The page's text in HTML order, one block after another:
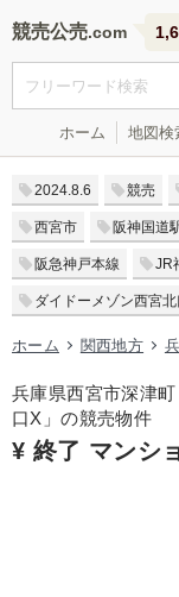
競売公売
ホーム 地図検
2024.8.6 競売
西宮市 阪神国道
阪急神戸本線 JR
ダイドーメゾン西宮
ホーム 関西地方
兵庫県西宮市深津
口X」の競売物件
¥ 終了 マンシ